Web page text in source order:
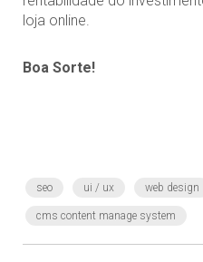
loja online.
Boa Sorte!
seo ui / ux web design
cms content manage system